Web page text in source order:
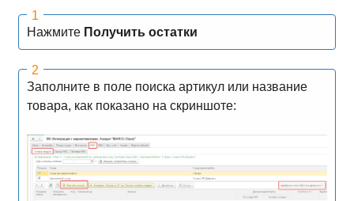
Нажмите Получить остатки
Заполните в поле поиска артикул или название
товара, как показано на скриншоте: